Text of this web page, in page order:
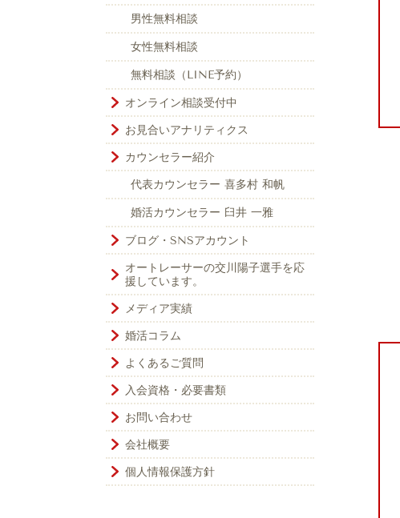
男性無料相談
女性無料相談
無料相談（LINE予約）
オンライン相談受付中
お見合いアナリティクス
カウンセラー紹介
代表カウンセラー 喜多村 和帆
婚活カウンセラー 臼井 一雅
ブログ・SNSアカウント
オートレーサーの交川陽子選手を応
援しています。
メディア実績
婚活コラム
よくあるご質問
入会資格・必要書類
お問い合わせ
会社概要
個人情報保護方針